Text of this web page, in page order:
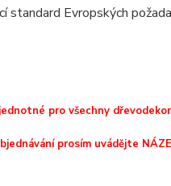
standard Evropských
pro všechny
prosím uvádějte